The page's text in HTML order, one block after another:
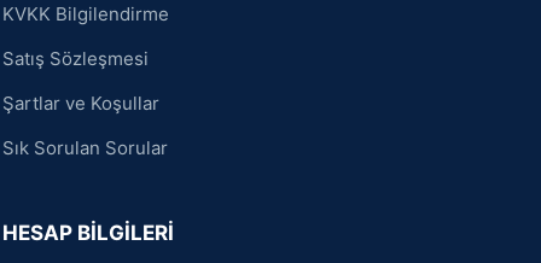
KVKK Bilgilendirme
Satış Sözleşmesi
Şartlar ve Koşullar
Sık Sorulan Sorular
HESAP BİLGİLERİ